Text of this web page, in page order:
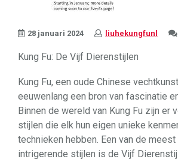
28 januari 2024 liuhekungfunl
Kung Fu: De Vijf Dierenstijlen
Kung Fu, een oude Chinese
eeuwenlang een bron van fascinatie
Binnen de wereld van Kung Fu zijn er
stijlen die elk hun eigen unieke
technieken hebben. Een van de
intrigerende stijlen is de Vijf